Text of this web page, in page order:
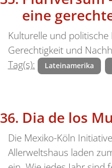
eine
Kulturelle und
Gerechtigkeit und
Tag(s):
Lateinamerika
Dia de los
Die Mexiko-Köln
Allerweltshaus laden